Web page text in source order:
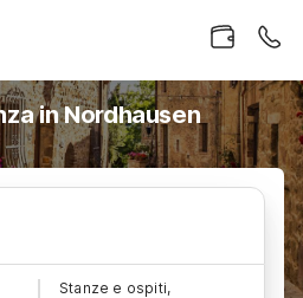
in Nordhausen
Stanze e ospiti,